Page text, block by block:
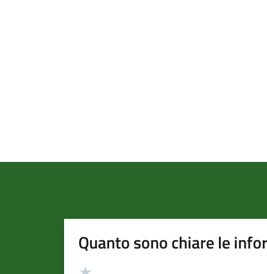
Quanto sono chiare le
Valutazione